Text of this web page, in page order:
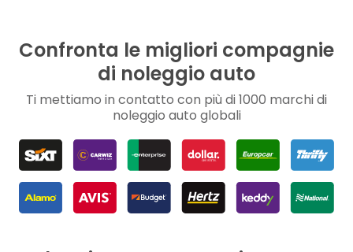
Confronta le migliori compagnie
di noleggio auto
Ti mettiamo in contatto con più di 1000 marchi di
noleggio auto globali